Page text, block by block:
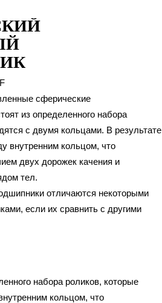
сферические
из определенного набора
с двумя кольцами. В результате
внутренним кольцом, что
двух дорожек качения и
тел.
отличаются некоторыми
если их сравнить с другими
набора роликов, которые
кольцом, что